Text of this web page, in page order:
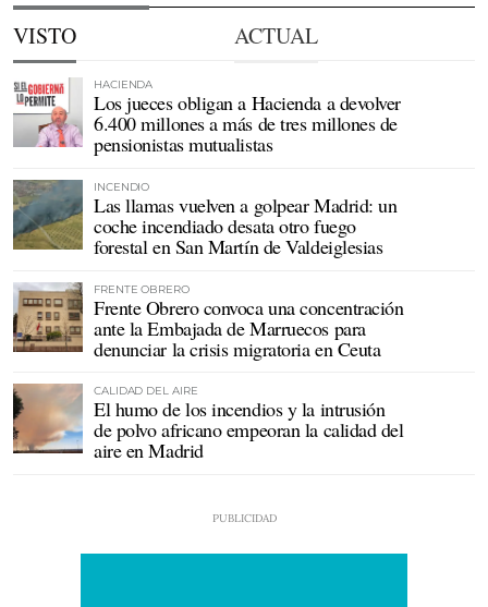
VISTO ACTUAL
HACIENDA
Los jueces obligan a Hacienda a devolver
6.400 millones a más de tres millones de
pensionistas mutualistas
INCENDIO
Las llamas vuelven a golpear Madrid: un
coche incendiado desata otro fuego
forestal en San Martín de Valdeiglesias
FRENTE OBRERO
Frente Obrero convoca una concentración
ante la Embajada de Marruecos para
denunciar la crisis migratoria en Ceuta
CALIDAD DEL AIRE
El humo de los incendios y la intrusión
de polvo africano empeoran la calidad del
aire en Madrid